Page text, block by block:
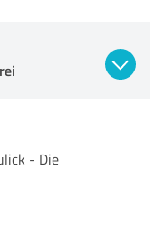
- Die